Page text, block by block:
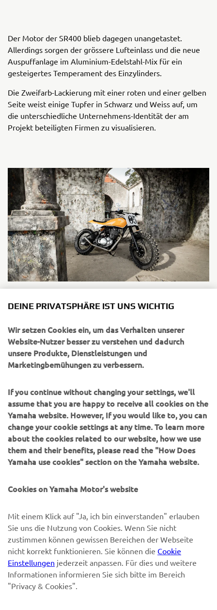
Der Motor der SR400 blieb dagegen unangetastet.
Allerdings sorgen der grössere Lufteinlass und die neue
Auspuffanlage im Aluminium-Edelstahl-Mix für ein
gesteigertes Temperament des Einzylinders.
Die Zweifarb-Lackierung mit einer roten und einer gelben
Seite weist einige Tupfer in Schwarz und Weiss auf, um
die unterschiedliche Unternehmens-Identität der am
Projekt beteiligten Firmen zu visualisieren.
UNTERNEHMEN
B2B
MEHR YAMAHA
SUPPORT
NEWSLETTER
Sonderveranstaltungen, Neuerscheinungen und vielem mehr.
ABONNIEREN
Lesen Sie unsere Datenschutzrichtlinie, um zu erfahren, wie wir
Ihre persönlichen Daten verarbeiten: Datenschutzerklärung
DEINE PRIVATSPHÄRE IST UNS WICHTIG
Wir setzen Cookies ein, um das Verhalten unserer
Website-Nutzer besser zu verstehen und dadurch
unsere Produkte, Dienstleistungen und
Marketingbemühungen zu verbessern.
If you continue without changing your settings, we'll
assume that you are happy to receive all cookies on the
Yamaha website. However, If you would like to, you can
change your cookie settings at any time. To learn more
about the cookies related to our website, how we use
them and their benefits, please read the "How Does
Yamaha use cookies" section on the Yamaha website.
Cookies on Yamaha Motor's website
Mit einem Klick auf "Ja, ich bin einverstanden" erlauben
Sie uns die Nutzung von Cookies. Wenn Sie nicht
zustimmen können gewissen Bereichen der Webseite
nicht korrekt funktionieren. Sie können die Cookie
Einstellungen jederzeit anpassen. Für dies und weitere
Informationen informieren Sie sich bitte im Bereich
"Privacy & Cookies".